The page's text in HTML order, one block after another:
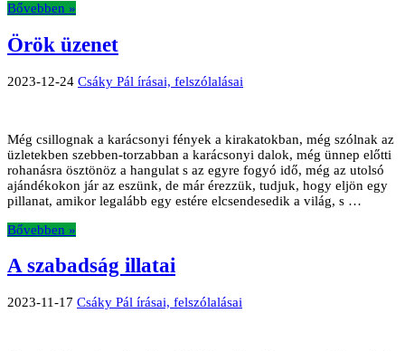
Bővebben »
Örök üzenet
2023-12-24 Csáky Pál írásai, felszólalásai
Még csillognak a karácsonyi fények a kirakatokban, még szólnak az
üzletekben szebben-torzabban a karácsonyi dalok, még ünnep előtti
rohanásra ösztönöz a hangulat s az egyre fogyó idő, még az utolsó
ajándékokon jár az eszünk, de már érezzük, tudjuk, hogy eljön egy
pillanat, amikor legalább egy estére elcsendesedik a világ, s …
Bővebben »
A szabadság illatai
2023-11-17 Csáky Pál írásai, felszólalásai